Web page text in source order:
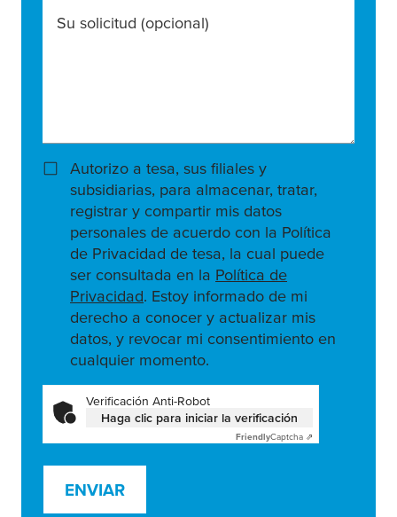
Su solicitud (opcional)
Autorizo a tesa, sus filiales y
subsidiarias, para almacenar, tratar,
registrar y compartir mis datos
personales de acuerdo con la Política
de Privacidad de tesa, la cual puede
ser consultada en la Política de
Privacidad. Estoy informado de mi
derecho a conocer y actualizar mis
datos, y revocar mi consentimiento en
cualquier momento.
Verificación Anti-Robot
Haga clic para iniciar la verificación
FriendlyCaptcha ⇗
ENVIAR